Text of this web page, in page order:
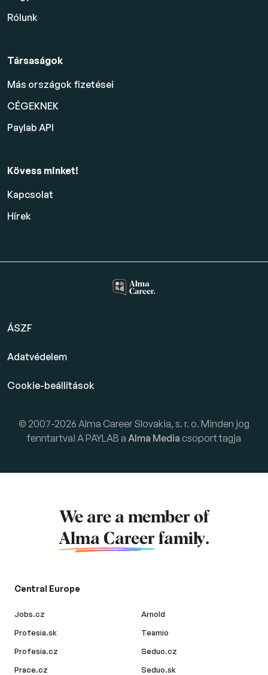
Rólunk
Társaságok
Más országok fizetései
CÉGEKNEK
Paylab API
Kövess minket!
Kapcsolat
Hírek
ÁSZF
Adatvédelem
Cookie-beállítások
© 2007-2026 Alma Career Slovakia, s. r. o. Minden jog
fenntartva! A PAYLAB a Alma Media csoport tagja
We are a member of
Alma Career family.
Central Europe
Jobs.cz
Profesia.sk
Profesia.cz
Prace.cz
Arnold
Teamio
Seduo.cz
Seduo.sk